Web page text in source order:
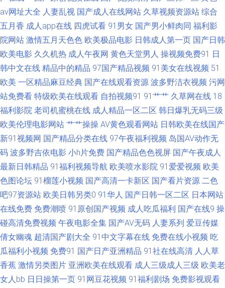
激情都市色网 男人天堂黄色 深夜福利视频导航 亚洲第五页色图 91传媒 99热
精品66 成人黄色三级 韩日欧美好看剧 久久在想5 欧美内射网站 日本三级A
片 亚州三级片 91蝌蚪在线视频 www91白 东京热亚洲传媒 黄色小网战 男人
天堂成人AV 人妖66AV 亚洲毛片基地专区 91免费观看视频 99三级伦理片网
成人微拍福利导航 国产视频h 麻豆东京热蜜桃 青娱乐国产91 午夜黄色网 91
福利专区 97资源亚洲 成人超踫 国产欧美偷日韩 萌白酱白虎一线天 日本瑟天
堂 婷婷五月花 中文字幕美腿丝袜 91新网址 超碰在线免费9 含羞草av社区 欧
美TV一二三 日韩免费一级 91午夜福利导航 超碰人人在线 黑人精品区97 老
司机福利社区 青青超碰 熟女福利导航 在线成人 99国产丝袜足交 日本二三区
天堂91 伊人黄色在线播放 91茄子老司机 超碰av人人 国产自慰大片在线 欧美
av网址大全 人妻乱视 国产成人在线网站 久草视频资源站 综合
五月香 成人app在线 四虎试看 91男女 国产男小鲜肉同 福利影
院网站 激情五月天色色 欧美极品电影 日韩成人第一页 国产日韩
欧美电影 久久机热 成人午夜网 黄色天堂男人 操视频免费91 日
韩中文在线 精品中的精品 97国产精品视频 91美女在线视频 51
欧美 一区精品麻豆经典 国产在线观看资源 波多野洁衣视频 污网
站免费看 特级欧美在线观看 自拍视频91 91艹艹 久草网在线 18
福利影院 老司机蜜桃在线 成人精品一区二区 韩日爆乳无码三级
欧美伦理电影网站 艹艹操操 AV黄色观看网站 日韩欧美在线国产
新91视频网 国产精品分类在线 97午夜福利视频 岛国AV动作无
码 波多野吉依电影 小h片免费 国产精品色色视屏 国产午夜成人
最新日韩精品 91福利视频导航 欧美喷水影院 91爱爱视频 欧美
色图论坛 91榴莲小视频 国产高清一卡新区 国产看片资源 二色
吧97资源站 欧美日韩另类0 91华人 国产日韩一区二区 日本网站
在线免费 免费潮喷 91原创国产视频 成人吃瓜福利 国产在线9 操
碰高清免费视频 午夜电影全集 国产AV无码 人妻系列 爱豆传媒
倩女幽魂 超清国产剧大全 91中文字幕在线 免费在线小视频 吃
瓜福利小视频 免费91 国产日产亚洲精品 91社在线高清 人人草
香蕉 激情另类图片 亚洲欧美在线观看 成人三级成人三级 欧美老
女人bb 日日操第一页 91网豆花视频 91福利剧场 免费影视观看